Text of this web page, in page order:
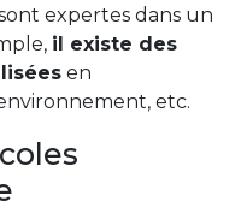
expertes dans un
il existe des
en
etc.